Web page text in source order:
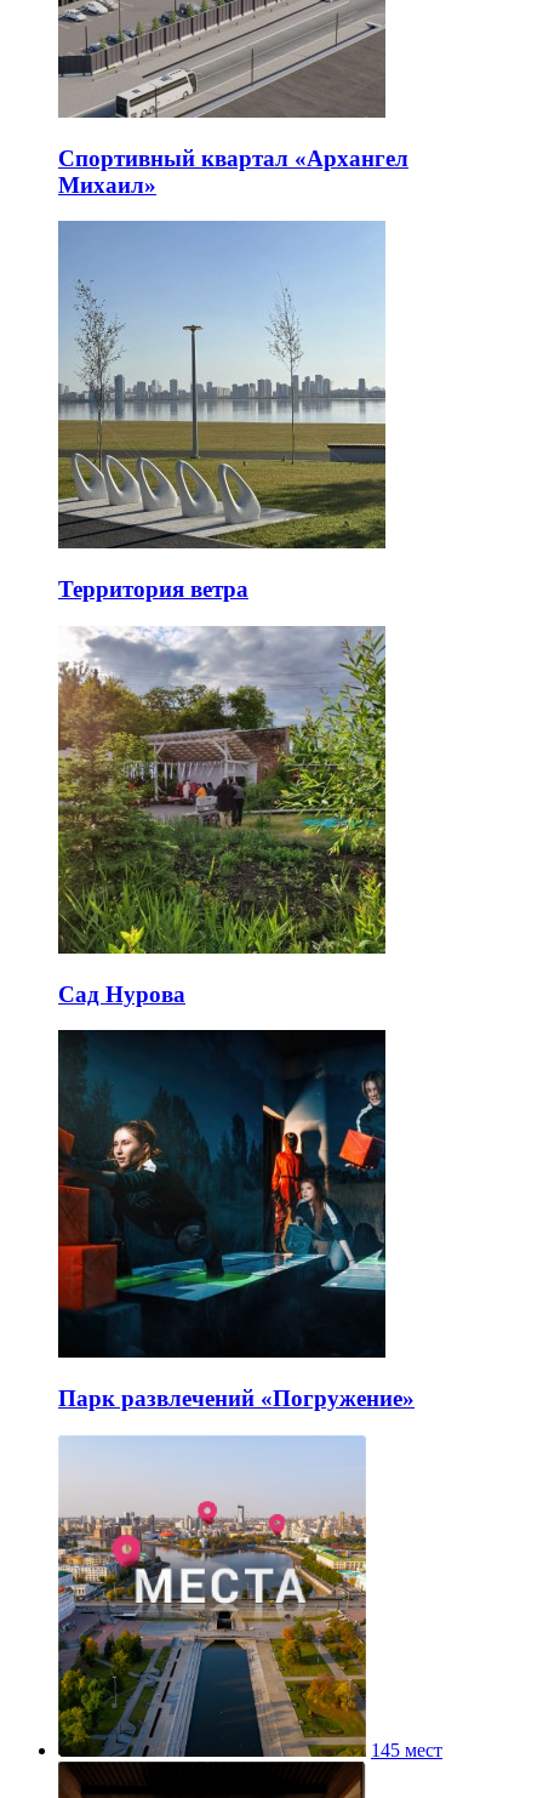
Спортивный квартал «Архангел
Михаил»
Территория ветра
Сад Нурова
Парк развлечений «Погружение»
145 мест